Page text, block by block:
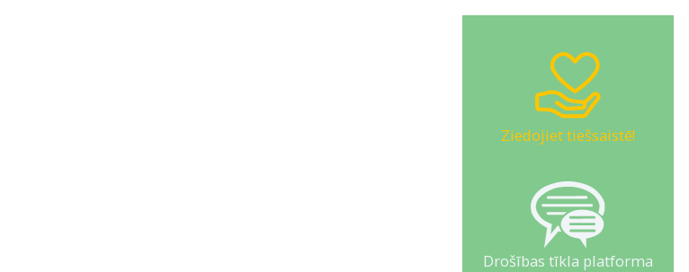
Ziedojiet tiešsaistē!
Drošības tīkla platforma